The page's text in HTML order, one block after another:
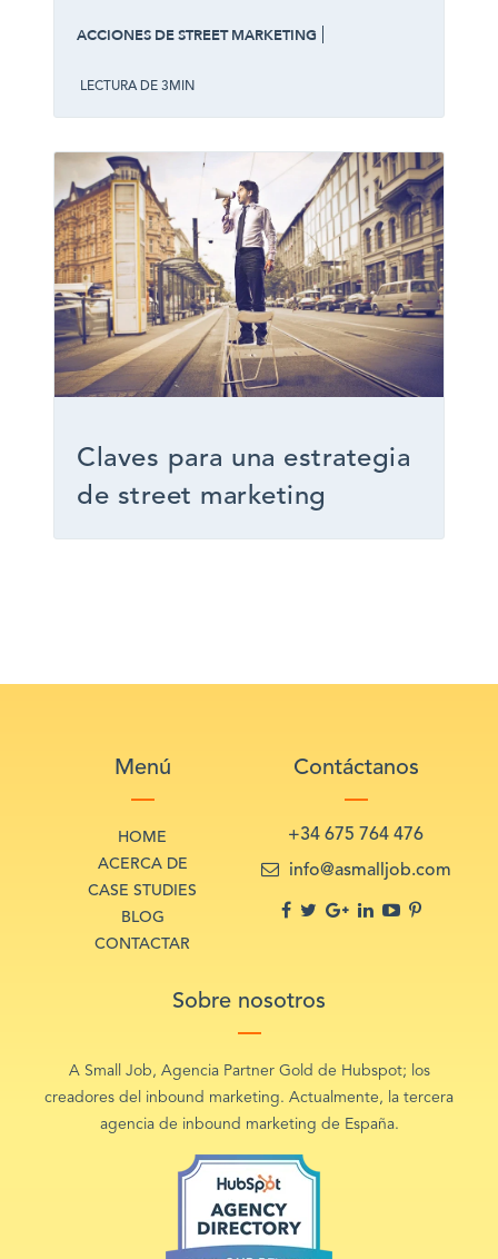
ACCIONES DE STREET MARKETING
LECTURA DE 3MIN
Claves para una estrategia
de street marketing
Menú
HOME
ACERCA DE
CASE STUDIES
BLOG
CONTACTAR
Contáctanos
+34 675 764 476
info@asmalljob.com
Sobre nosotros
A Small Job, Agencia Partner Gold de Hubspot; los
creadores del inbound marketing. Actualmente, la tercera
agencia de inbound marketing de España.